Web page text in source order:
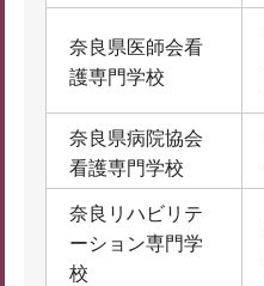
奈良県医師会看
護専門学校
奈良県病院協会
看護専門学校
奈良リハビリテ
ーション専門学
校